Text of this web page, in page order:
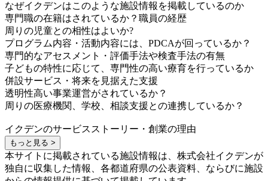
なぜイクデンはこのような施設情報を掲載しているのか
専門職の在籍はされているか？職員の経歴
周りの児童との相性はよいか?
プログラム内容・活動内容には、PDCAが回っているか？
専門的なアセスメント・評価手法や検査手法の有無
子どもの特性に応じて、専門性の高い療育を行っているか
併設サービス・将来を見据えた支援
透明性高い事業運営がされているか？
周りの医療機関、学校、相談支援との連携しているか？
イクデンのサービスストーリー・創業の理由
もっと見る >
本サイトに掲載されている施設情報は、株式会社イクデンが
独自に収集した情報、各都道府県の公表資料、ならびに施設